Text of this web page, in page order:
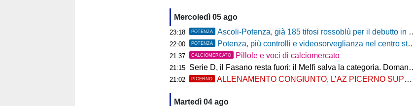
Mercoledì 05 ago
23:18 POTENZA Ascoli-Potenza, già 185 tifosi rossoblù per il debutto in Coppa Italia Frecciarossa
22:00 POTENZA Potenza, più controlli e videosorveglianza nel centro storico: il Comitato per la sicurezza rafforza le misure
21:37 CALCIOMERCATO Pillole e voci di calciomercato
21:15 Serie D, il Fasano resta fuori: il Melfi salva la categoria. Domani l'attesa per i gironi
21:02 PICERNO ALLENAMENTO CONGIUNTO, L’AZ PICERNO SUPERA L’AS MELFI
Martedì 04 ago